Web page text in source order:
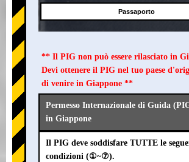
Passaporto
** Il PIG non può essere rilasciato in
Devi ottenere il PIG nel tuo paese
di venire in Giappone **
Permesso Internazionale di Guida
in Giappone
Il PIG deve soddisfare TUTTE le
condizioni (①~⑦).